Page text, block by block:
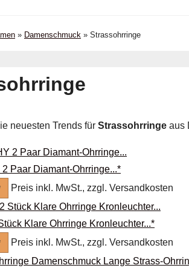
» Damenschmuck » Strass­ohrringe
neuesten Trends für Strass­ohrringe aus
Paar Diamant-Ohrringe...*
Preis inkl. MwSt., zzgl. Versandkosten
Klare Ohrringe Kronleuchter...*
Preis inkl. MwSt., zzgl. Versandkosten